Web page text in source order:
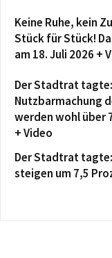
Keine Ruhe, kein
Stück für Stück!
am 18. Juli 2026 +
Der Stadtrat
Nutzbarmachung
werden wohl über
+ Video
Der Stadtrat
steigen um 7,5